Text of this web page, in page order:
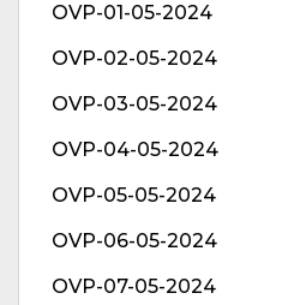
OVP-01-05-2024
OVP-02-05-2024
OVP-03-05-2024
OVP-04-05-2024
OVP-05-05-2024
OVP-06-05-2024
OVP-07-05-2024